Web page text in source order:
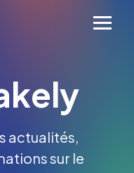
actualités,
sur le